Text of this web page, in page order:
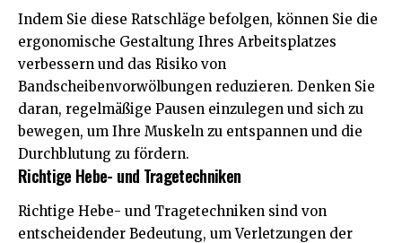
Indem Sie diese Ratschläge befolgen, können Sie die
ergonomische Gestaltung Ihres Arbeitsplatzes
verbessern und das Risiko von
Bandscheibenvorwölbungen reduzieren. Denken Sie
daran, regelmäßige Pausen einzulegen und sich zu
bewegen, um Ihre Muskeln zu entspannen und die
Durchblutung zu fördern.
Richtige Hebe- und Tragetechniken
Richtige Hebe- und Tragetechniken sind von
entscheidender Bedeutung, um Verletzungen der